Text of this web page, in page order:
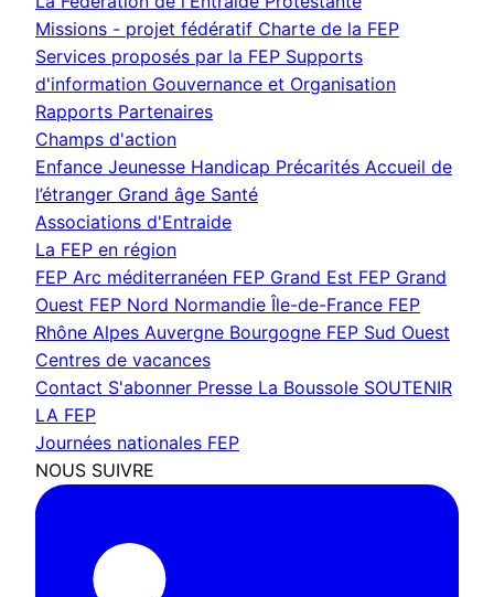
Missions - projet fédératif Charte de la FEP
Services proposés par la FEP Supports
d'information Gouvernance et Organisation
Rapports Partenaires
Champs d'action
Enfance Jeunesse Handicap Précarités Accueil de
l’étranger Grand âge Santé
Associations d'Entraide
La FEP en région
FEP Arc méditerranéen FEP Grand Est FEP Grand
Ouest FEP Nord Normandie Île-de-France FEP
Rhône Alpes Auvergne Bourgogne FEP Sud Ouest
Centres de vacances
Contact S'abonner Presse La Boussole SOUTENIR
LA FEP
Journées nationales FEP
NOUS SUIVRE